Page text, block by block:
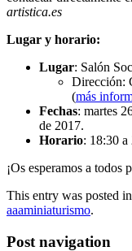
artistica.es
Lugar y horario:
Lugar: Salón
Dirección:
(más
Fechas: martes
de 2017.
Horario: 18:30 a
¡Os esperamos a todos
This entry was posted in
aaaminiaturismo.
Post navigation